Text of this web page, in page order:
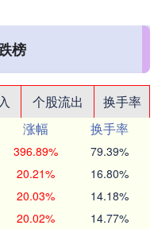
榜
个股流出
换手率
涨幅
换手率
396.89% 79.39%
20.21% 16.80%
20.03% 14.18%
20.02% 14.77%